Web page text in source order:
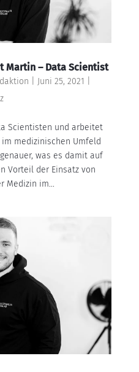
– Data Scientist
Juni 25, 2021
Scientisten und arbeitet
medizinischen Umfeld
was es damit auf
Vorteil der Einsatz von
Medizin im...